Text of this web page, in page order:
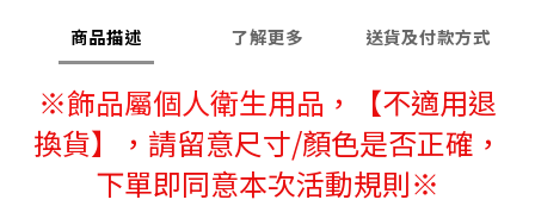
商品描述 了解更多 送貨及付款方式
※飾品屬個人衛生用品，
【不適用退
換貨】，請留意尺寸/顏色是否正確，
下單即同意本次活動規則※